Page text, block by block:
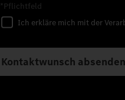
*Pflichtfeld
Ich erkläre mich mit der
Kontaktwunsch absenden